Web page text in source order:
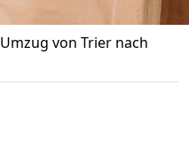
Umzug von Trier nach